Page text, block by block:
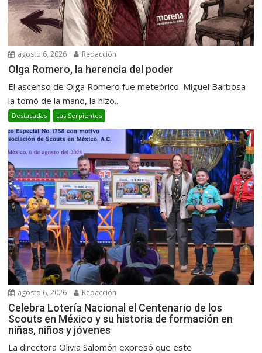
agosto 6, 2026 Redacción
Olga Romero, la herencia del poder
El ascenso de Olga Romero fue meteórico. Miguel Barbosa
la tomó de la mano, la hizo...
Destacadas Las Serpientes
agosto 6, 2026 Redacción
Celebra Lotería Nacional el Centenario de los
Scouts en México y su historia de formación en
niñas, niños y jóvenes
La directora Olivia Salomón expresó que este